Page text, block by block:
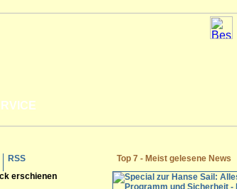
Top 7 - Meist gelesene News
RSS
erschienen